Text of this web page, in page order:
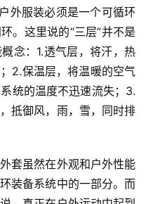
外服装必须是一个可循环
。这里说的“三层”并不是
念：1.透气层，将汗，热
2.保温层，将温暖的空气
统的温度不迅速流失；3.
抵御风，雨，雪，同时排
套虽然在外观和户外性能
装备系统中的一部分。而